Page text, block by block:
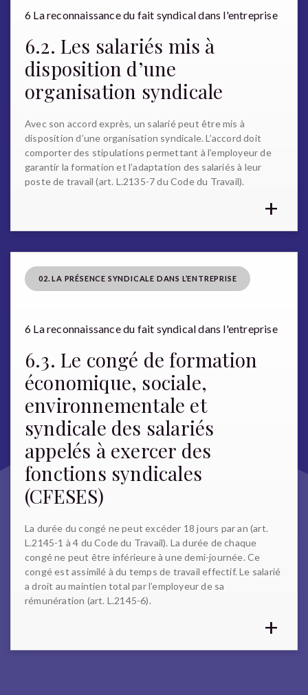
6 La reconnaissance du fait syndical dans l'entreprise
6.2. Les salariés mis à
disposition d’une
organisation syndicale
Avec son accord exprès, un salarié peut être mis à
disposition d’une organisation syndicale. L’accord doit
comporter des stipulations permettant à l’employeur de
garantir la formation et l’adaptation des salariés à leur
poste de travail (art. L.2135-7 du Code du Travail).
+
02. LA PRÉSENCE SYNDICALE DANS L’ENTREPRISE
6 La reconnaissance du fait syndical dans l'entreprise
6.3. Le congé de formation
économique, sociale,
environnementale et
syndicale des salariés
appelés à exercer des
fonctions syndicales
(CFESES)
La durée du congé ne peut excéder 18 jours par an (art.
L.2145-1 à 4 du Code du Travail). La durée de chaque
congé ne peut être inférieure à une demi-journée. Ce
congé est assimilé à du temps de travail effectif. Le salarié
a droit au maintien total par l’employeur de sa
rémunération (art. L.2145-6).
+